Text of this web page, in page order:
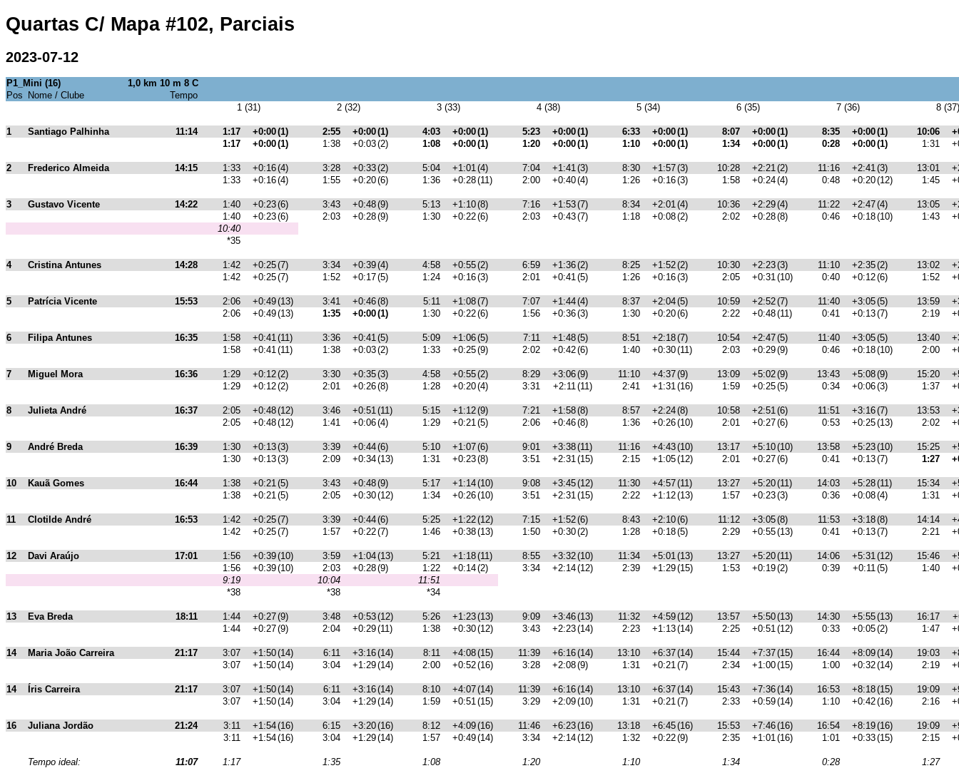
Quartas C/ Mapa #102, Parciais
2023-07-12
P1_Mini (16)
1,0 km 10 m 8 C
Pos
Nome / Clube
Tempo
1 (31)
2 (32) 3 (33) 4 (38) 5 (34) 6 (35) 7 (36) 8 (37)
1 Santiago Palhinha 11:14 1:17 +0:00(1) 2:55 +0:00(1) 4:03 +0:00(1) 5:23 +0:00(1) 6:33 +0:00(1) 8:07 +0:00(1) 8:35 +0:00(1) 10:06
1:17
+0:00(1) 1:38 +0:03(2) 1:08 +0:00(1) 1:20 +0:00(1) 1:10 +0:00(1) 1:34 +0:00(1) 0:28 +0:00(1) 1:31
2 Frederico Almeida 14:15 1:33 +0:16(4) 3:28 +0:33(2) 5:04 +1:01(4) 7:04 +1:41(3) 8:30 +1:57(3) 10:28 +2:21(2) 11:16 +2:41(3) 13:01
1:33
+0:16(4) 1:55 +0:20(6) 1:36 +0:28(11) 2:00 +0:40(4) 1:26 +0:16(3) 1:58 +0:24(4) 0:48 +0:20(12) 1:45
3 Gustavo Vicente 14:22 1:40 +0:23(6) 3:43 +0:48(9) 5:13 +1:10(8) 7:16 +1:53(7) 8:34 +2:01(4) 10:36 +2:29(4) 11:22 +2:47(4) 13:05
1:40
+0:23(6) 2:03 +0:28(9) 1:30 +0:22(6) 2:03 +0:43(7) 1:18 +0:08(2) 2:02 +0:28(8) 0:46 +0:18(10) 1:43
10:40
*35
4 Cristina Antunes 14:28 1:42 +0:25(7) 3:34 +0:39(4) 4:58 +0:55(2) 6:59 +1:36(2) 8:25 +1:52(2) 10:30 +2:23(3) 11:10 +2:35(2) 13:02
1:42
+0:25(7) 1:52 +0:17(5) 1:24 +0:16(3) 2:01 +0:41(5) 1:26 +0:16(3) 2:05 +0:31(10) 0:40 +0:12(6) 1:52
5 Patrícia Vicente 15:53 2:06 +0:49(13) 3:41 +0:46(8) 5:11 +1:08(7) 7:07 +1:44(4) 8:37 +2:04(5) 10:59 +2:52(7) 11:40 +3:05(5) 13:59
2:06
+0:49(13) 1:35 +0:00(1) 1:30 +0:22(6) 1:56 +0:36(3) 1:30 +0:20(6) 2:22 +0:48(11) 0:41 +0:13(7) 2:19
6 Filipa Antunes 16:35 1:58 +0:41(11) 3:36 +0:41(5) 5:09 +1:06(5) 7:11 +1:48(5) 8:51 +2:18(7) 10:54 +2:47(5) 11:40 +3:05(5) 13:40
1:58
+0:41(11) 1:38 +0:03(2) 1:33 +0:25(9) 2:02 +0:42(6) 1:40 +0:30(11) 2:03 +0:29(9) 0:46 +0:18(10) 2:00
7 Miguel Mora 16:36 1:29 +0:12(2) 3:30 +0:35(3) 4:58 +0:55(2) 8:29 +3:06(9) 11:10 +4:37(9) 13:09 +5:02(9) 13:43 +5:08(9) 15:20
1:29
+0:12(2) 2:01 +0:26(8) 1:28 +0:20(4) 3:31 +2:11(11) 2:41 +1:31(16) 1:59 +0:25(5) 0:34 +0:06(3) 1:37
8 Julieta André 16:37 2:05 +0:48(12) 3:46 +0:51(11) 5:15 +1:12(9) 7:21 +1:58(8) 8:57 +2:24(8) 10:58 +2:51(6) 11:51 +3:16(7) 13:53
2:05
+0:48(12) 1:41 +0:06(4) 1:29 +0:21(5) 2:06 +0:46(8) 1:36 +0:26(10) 2:01 +0:27(6) 0:53 +0:25(13) 2:02
9 André Breda 16:39 1:30 +0:13(3) 3:39 +0:44(6) 5:10 +1:07(6) 9:01 +3:38(11) 11:16 +4:43(10) 13:17 +5:10(10) 13:58 +5:23(10) 15:25
1:30
+0:13(3) 2:09 +0:34(13) 1:31 +0:23(8) 3:51 +2:31(15) 2:15 +1:05(12) 2:01 +0:27(6) 0:41 +0:13(7) 1:27
10 Kauã Gomes 16:44 1:38 +0:21(5) 3:43 +0:48(9) 5:17 +1:14(10) 9:08 +3:45(12) 11:30 +4:57(11) 13:27 +5:20(11) 14:03 +5:28(11) 15:34
1:38
+0:21(5) 2:05 +0:30(12) 1:34 +0:26(10) 3:51 +2:31(15) 2:22 +1:12(13) 1:57 +0:23(3) 0:36 +0:08(4) 1:31
11 Clotilde André 16:53 1:42 +0:25(7) 3:39 +0:44(6) 5:25 +1:22(12) 7:15 +1:52(6) 8:43 +2:10(6) 11:12 +3:05(8) 11:53 +3:18(8) 14:14
1:42
+0:25(7) 1:57 +0:22(7) 1:46 +0:38(13) 1:50 +0:30(2) 1:28 +0:18(5) 2:29 +0:55(13) 0:41 +0:13(7) 2:21
12 Davi Araújo 17:01 1:56 +0:39(10) 3:59 +1:04(13) 5:21 +1:18(11) 8:55 +3:32(10) 11:34 +5:01(13) 13:27 +5:20(11) 14:06 +5:31(12) 15:46
1:56
+0:39(10) 2:03 +0:28(9) 1:22 +0:14(2) 3:34 +2:14(12) 2:39 +1:29(15) 1:53 +0:19(2) 0:39 +0:11(5) 1:40
9:19
10:04
11:51
*38
*38 *34
13 Eva Breda 18:11 1:44 +0:27(9) 3:48 +0:53(12) 5:26 +1:23(13) 9:09 +3:46(13) 11:32 +4:59(12) 13:57 +5:50(13) 14:30 +5:55(13) 16:17
1:44
+0:27(9) 2:04 +0:29(11) 1:38 +0:30(12) 3:43 +2:23(14) 2:23 +1:13(14) 2:25 +0:51(12) 0:33 +0:05(2) 1:47
14 Maria João Carreira 21:17 3:07 +1:50(14) 6:11 +3:16(14) 8:11 +4:08(15) 11:39 +6:16(14) 13:10 +6:37(14) 15:44 +7:37(15) 16:44 +8:09(14) 19:03
3:07
+1:50(14) 3:04 +1:29(14) 2:00 +0:52(16) 3:28 +2:08(9) 1:31 +0:21(7) 2:34 +1:00(15) 1:00 +0:32(14) 2:19
14 Íris Carreira 21:17 3:07 +1:50(14) 6:11 +3:16(14) 8:10 +4:07(14) 11:39 +6:16(14) 13:10 +6:37(14) 15:43 +7:36(14) 16:53 +8:18(15) 19:09
3:07
+1:50(14) 3:04 +1:29(14) 1:59 +0:51(15) 3:29 +2:09(10) 1:31 +0:21(7) 2:33 +0:59(14) 1:10 +0:42(16) 2:16
16 Juliana Jordão 21:24 3:11 +1:54(16) 6:15 +3:20(16) 8:12 +4:09(16) 11:46 +6:23(16) 13:18 +6:45(16) 15:53 +7:46(16) 16:54 +8:19(16) 19:09
3:11
+1:54(16) 3:04 +1:29(14) 1:57 +0:49(14) 3:34 +2:14(12) 1:32 +0:22(9) 2:35 +1:01(16) 1:01 +0:33(15) 2:15
Tempo ideal: 11:07 1:17 1:35 1:08 1:20 1:10 1:34 0:28 1:27